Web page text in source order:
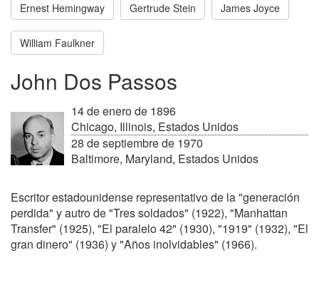
Ernest Hemingway Gertrude Stein James Joyce
William Faulkner
John Dos Passos
14 de enero de 1896
Chicago, Illinois, Estados Unidos
28 de septiembre de 1970
Baltimore, Maryland, Estados Unidos
Escritor estadounidense representativo de la "generación
perdida" y autro de "Tres soldados" (1922), "Manhattan
Transfer" (1925), "El paralelo 42" (1930), "1919" (1932), "El
gran dinero" (1936) y "Años inolvidables" (1966).